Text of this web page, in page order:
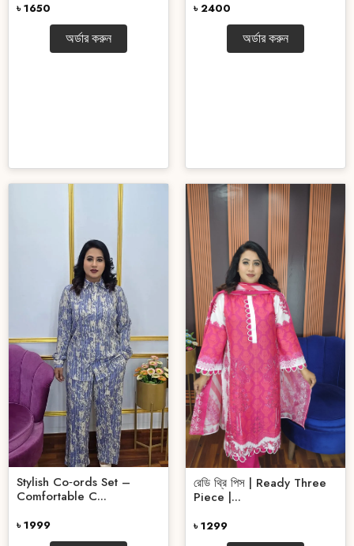
৳ 1650
অর্ডার করুন
৳ 2400
অর্ডার করুন
Stylish Co‑ords Set –
Comfortable C...
৳ 1999
রেডি থ্রি পিস | Ready Three
Piece |...
৳ 1299